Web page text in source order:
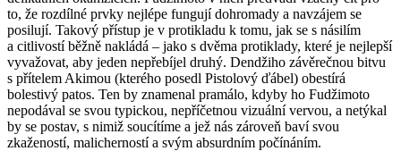
to, že rozdílné prvky nejlépe fungují dohromady a navzájem se
posilují. Takový přístup je v protikladu k tomu, jak se s násilím
a citlivostí běžně nakládá – jako s dvěma protiklady, které je nejlepší
vyvažovat, aby jeden nepřebíjel druhý. Dendžiho závěrečnou bitvu
s přítelem Akimou (kterého posedl Pistolový ďábel) obestírá
bolestivý patos. Ten by znamenal pramálo, kdyby ho Fudžimoto
nepodával se svou typickou, nepříčetnou vizuální vervou, a netýkal
by se postav, s nimiž soucítíme a jež nás zároveň baví svou
zkažeností, malicherností a svým absurdním počínáním.